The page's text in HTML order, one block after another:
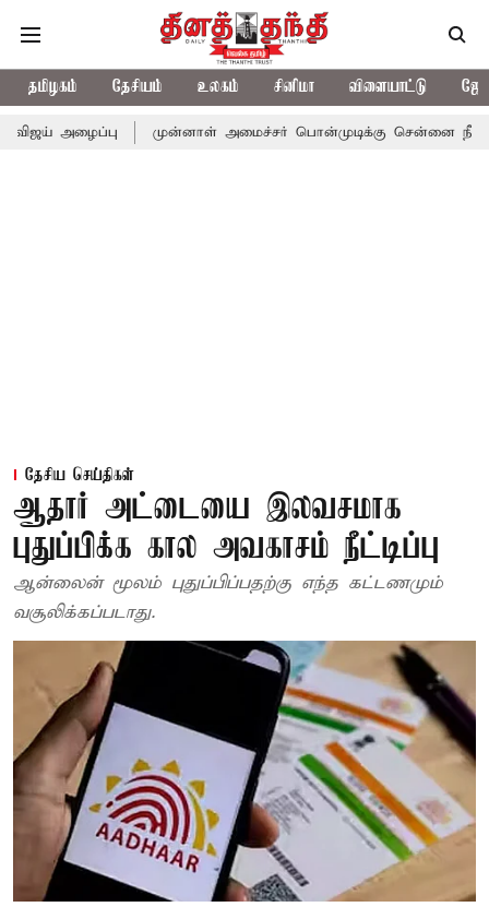
தமிழகம் தேசியம் உலகம் சினிமா விளையாட்டு
முன்னாள் அமைச்சர் பொன்முடிக்கு சென்னை நீதிமன்றம்
தேசிய செய்திகள்
ஆதார் அட்டையை இலவசமாக
புதுப்பிக்க கால அவகாசம் நீட்டிப்பு
ஆன்லைன் மூலம் புதுப்பிப்பதற்கு எந்த கட்டணமும்
வசூலிக்கப்படாது.